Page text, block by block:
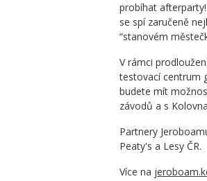
probíhat
se spí zaručeně
“stanovém
V rámci
testovací centrum
budete mít
závodů a s
Partnery
Peaty's a Lesy ČR.
Více na